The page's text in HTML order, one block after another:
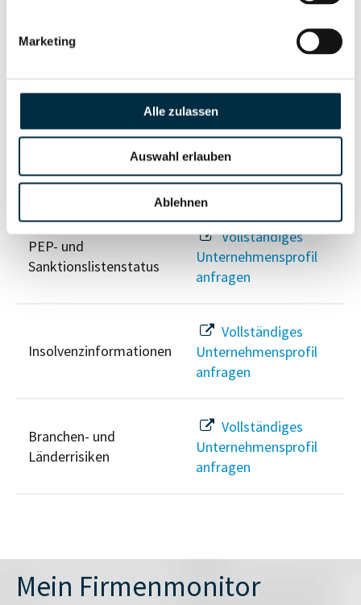
Marketing
Alle zulassen
Auswahl erlauben
Ablehnen
Berechtigten Pfad
anfragen
Risikoinformationen
PEP- und
Sanktionslistenstatus
Vollständiges
Unternehmensprofil
anfragen
Insolvenzinformationen
Vollständiges
Unternehmensprofil
anfragen
Branchen- und
Länderrisiken
Vollständiges
Unternehmensprofil
anfragen
Mein Firmenmonitor